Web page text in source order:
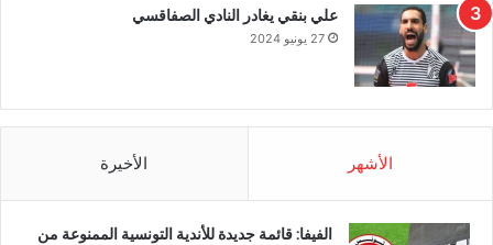
علي بنقي يغادر النادي الصفاقسي
27 يونيو 2024
الأشهر الأخيرة
الفيفا: قائمة جديدة للأندية التونسية الممنوعة من